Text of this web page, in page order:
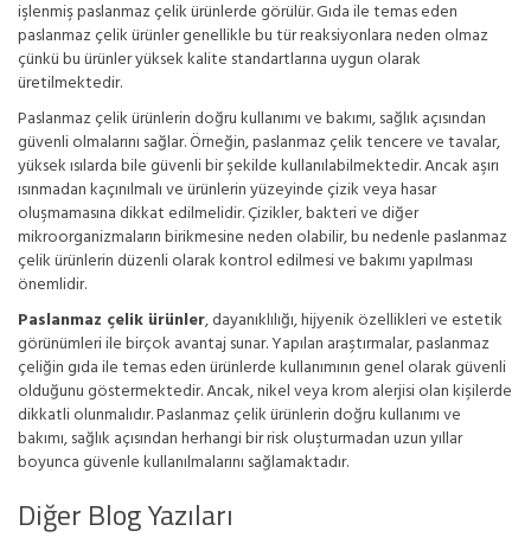
işlenmiş paslanmaz çelik ürünlerde görülür. Gıda ile temas eden
paslanmaz çelik ürünler genellikle bu tür reaksiyonlara neden olmaz
çünkü bu ürünler yüksek kalite standartlarına uygun olarak
üretilmektedir.
Paslanmaz çelik ürünlerin doğru kullanımı ve bakımı, sağlık açısından
güvenli olmalarını sağlar. Örneğin, paslanmaz çelik tencere ve tavalar,
yüksek ısılarda bile güvenli bir şekilde kullanılabilmektedir. Ancak aşırı
ısınmadan kaçınılmalı ve ürünlerin yüzeyinde çizik veya hasar
oluşmamasına dikkat edilmelidir. Çizikler, bakteri ve diğer
mikroorganizmaların birikmesine neden olabilir, bu nedenle paslanmaz
çelik ürünlerin düzenli olarak kontrol edilmesi ve bakımı yapılması
önemlidir.
Paslanmaz çelik ürünler, dayanıklılığı, hijyenik özellikleri ve estetik
görünümleri ile birçok avantaj sunar. Yapılan araştırmalar, paslanmaz
çeliğin gıda ile temas eden ürünlerde kullanımının genel olarak güvenli
olduğunu göstermektedir. Ancak, nikel veya krom alerjisi olan kişilerde
dikkatli olunmalıdır. Paslanmaz çelik ürünlerin doğru kullanımı ve
bakımı, sağlık açısından herhangi bir risk oluşturmadan uzun yıllar
boyunca güvenle kullanılmalarını sağlamaktadır.
Diğer Blog Yazıları